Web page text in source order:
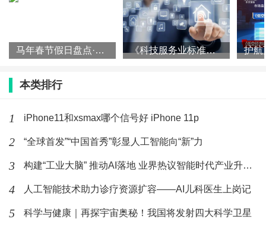
《科技服务业标准体系建设指南（2025
版）》发布
(259)人喜欢 2026-02-11
(195)人喜欢 2026-02-03
市场最前沿|AI助力，我国手机行业攀高
向优
马年春节假日盘点·科技篇|融入传统年俗 加快应用落地——机器 《科技服务业标准体系建设指南（2025版）》发布
本类排行
1 iPhone11和xsmax哪个信号好 iPhone 11p
2 “全球首发”“中国首秀”彰显人工智能向“新”力
3 构建“工业大脑” 推动AI落地 业界热议智能时代产业升级新路
4 人工智能技术助力诊疗资源扩容——AI儿科医生上岗记
5 科学与健康｜再探宇宙奥秘！我国将发射四大科学卫星